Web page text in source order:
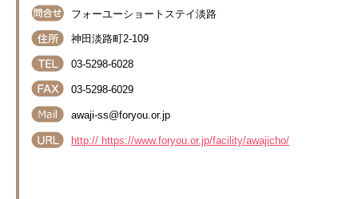
フォーユーショートステイ淡路
神田淡路町2-109
03-5298-6028
03-5298-6029
awaji-ss@foryou.or.jp
http:// https://www.foryou.or.jp/facility/awajicho/